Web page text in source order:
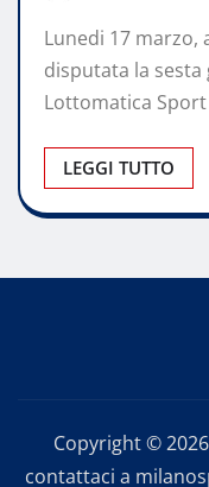
Lunedi 17 marzo,
disputata la sesta
Lottomatica
LEGGI TUTTO
Copyright ©
contattaci a